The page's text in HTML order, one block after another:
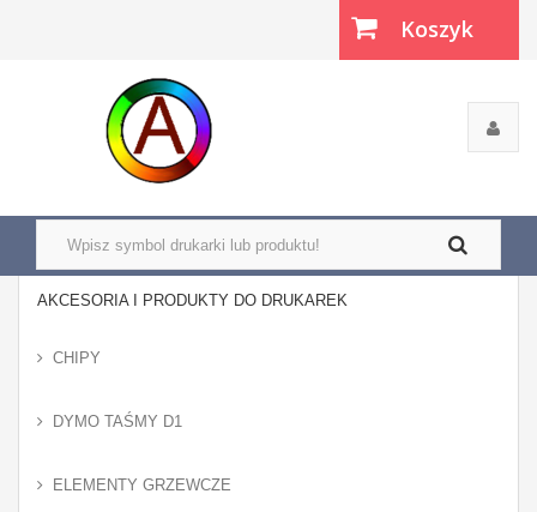
Koszyk
AKCESORIA I PRODUKTY DO DRUKAREK
CHIPY
DYMO TAŚMY D1
ELEMENTY GRZEWCZE